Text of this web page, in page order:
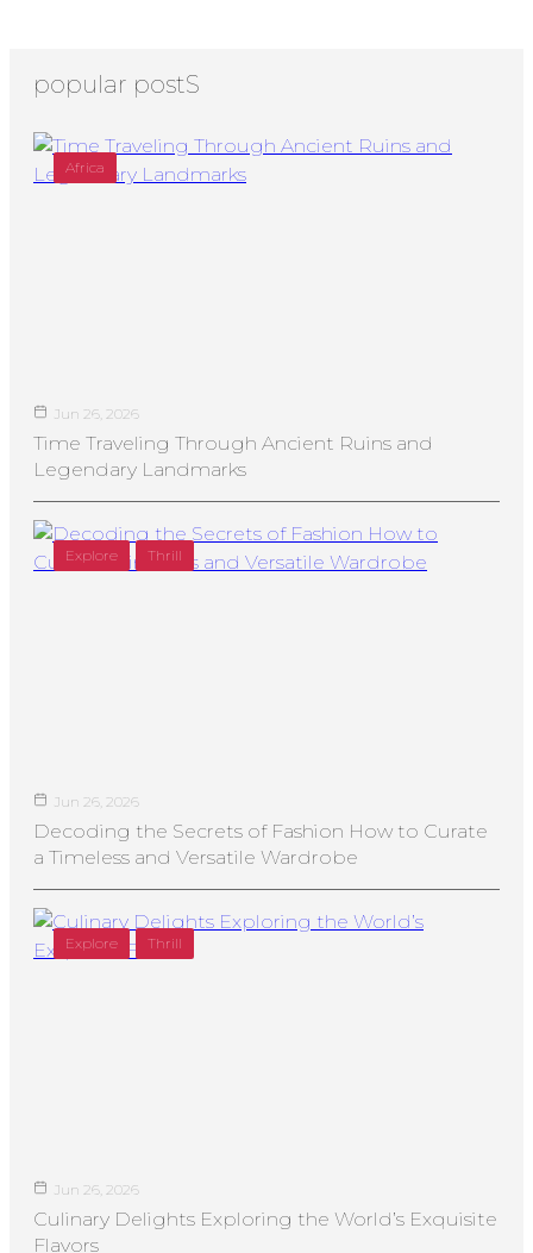
popular postS
Africa
Jun 26, 2026
Time Traveling Through Ancient Ruins and
Legendary Landmarks
Explore Thrill
Jun 26, 2026
Decoding the Secrets of Fashion How to Curate
a Timeless and Versatile Wardrobe
Explore Thrill
Jun 26, 2026
Culinary Delights Exploring the World’s Exquisite
Flavors